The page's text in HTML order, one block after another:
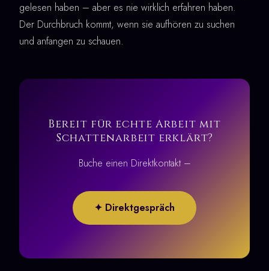
gelesen haben – aber es nie wirklich erfahren haben.
Der Durchbruch kommt, wenn sie aufhören zu suchen
und anfangen zu schauen.
Bereit für echte Arbeit mit
Schattenarbeit erklärt?
Buche einen Direktkontakt –
✦ Direktgespräch